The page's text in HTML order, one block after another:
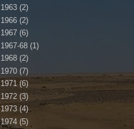
1963 (2)
1966 (2)
1967 (6)
1967-68 (1)
1968 (2)
1970 (7)
1971 (6)
1972 (3)
1973 (4)
1974 (5)